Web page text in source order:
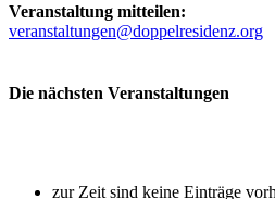
Veranstaltung mitteilen:
veranstaltungen@doppelresidenz.org
Die nächsten Veranstaltungen
zur Zeit sind keine Einträge